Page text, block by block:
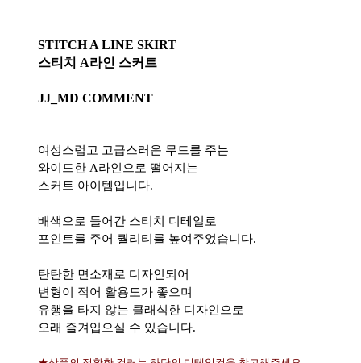
STITCH A LINE SKIRT
스티치 A라인 스커트
JJ_MD COMMENT
여성스럽고 고급스러운 무드를 주는
와이드한 A라인으로 떨어지는
스커트 아이템입니다.
배색으로 들어간 스티치 디테일로
포인트를 주어 퀄리티를 높여주었습니다.
탄탄한 면소재로 디자인되어
변형이 적어 활용도가 좋으며
유행을 타지 않는 클래식한 디자인으로
오래 즐겨입으실 수 있습니다.